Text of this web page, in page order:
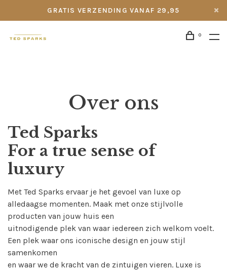
GRATIS VERZENDING VANAF 29,95
0
Over ons
Ted Sparks
For a true sense of
luxury
Met Ted Sparks ervaar je het gevoel van luxe op
alledaagse momenten. Maak met onze stijlvolle
producten van jouw huis een
uitnodigende plek van waar iedereen zich welkom voelt.
Een plek waar ons iconische design en jouw stijl
samenkomen
en waar we de kracht van de zintuigen vieren. Luxe is